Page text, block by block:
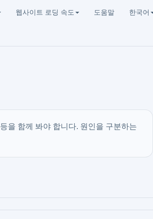
웹사이트 로딩 속도 도움말 한국어
을 함께 봐야 합니다. 원인을 구분하는